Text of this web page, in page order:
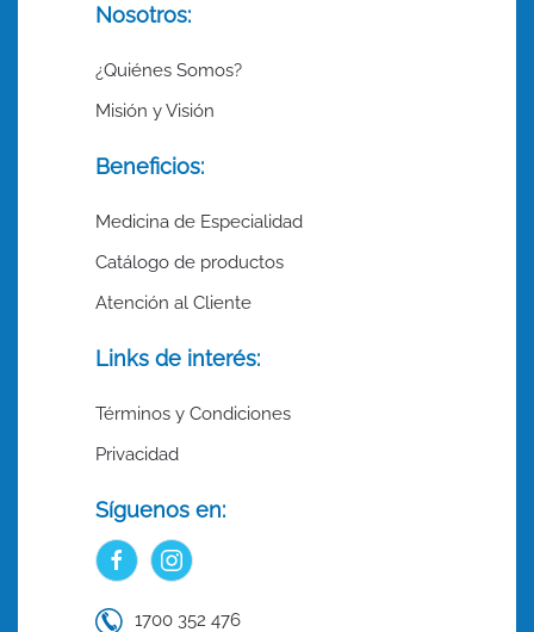
Nosotros:
¿Quiénes Somos?
Misión y Visión
Beneficios:
Medicina de Especialidad
Catálogo de productos
Atención al Cliente
Links de interés:
Términos y Condiciones
Privacidad
Síguenos en:
1700 352 476